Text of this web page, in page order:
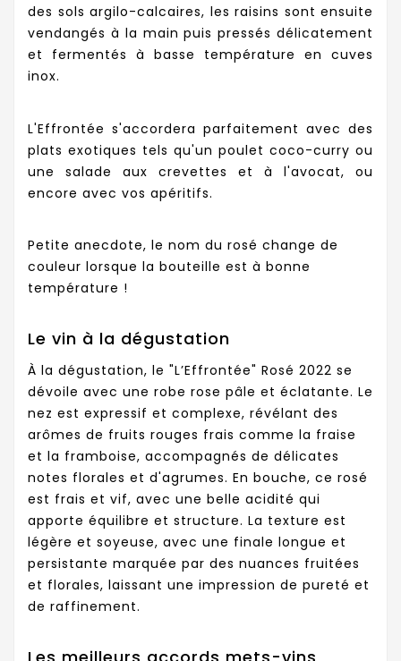
des sols argilo-calcaires, les raisins sont ensuite
vendangés à la main puis pressés délicatement
et fermentés à basse température en cuves
inox.
L'Effrontée s'accordera parfaitement avec des
plats exotiques tels qu'un poulet coco-curry ou
une salade aux crevettes et à l'avocat, ou
encore avec vos apéritifs.
Petite anecdote, le nom du rosé change de
couleur lorsque la bouteille est à bonne
température !
Le vin à la dégustation
À la dégustation, le "L’Effrontée" Rosé 2022 se
dévoile avec une robe rose pâle et éclatante. Le
nez est expressif et complexe, révélant des
arômes de fruits rouges frais comme la fraise
et la framboise, accompagnés de délicates
notes florales et d'agrumes. En bouche, ce rosé
est frais et vif, avec une belle acidité qui
apporte équilibre et structure. La texture est
légère et soyeuse, avec une finale longue et
persistante marquée par des nuances fruitées
et florales, laissant une impression de pureté et
de raffinement.